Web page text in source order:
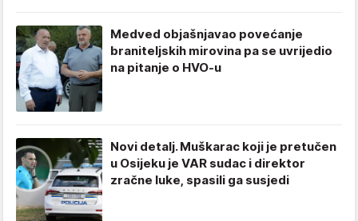
Medved objašnjavao povećanje
braniteljskih mirovina pa se uvrijedio
na pitanje o HVO-u
Novi detalj. Muškarac koji je pretučen
u Osijeku je VAR sudac i direktor
zračne luke, spasili ga susjedi